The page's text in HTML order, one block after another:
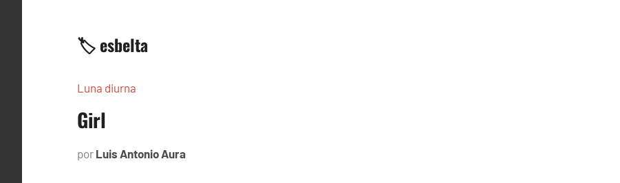
🏷️ esbelta
Luna diurna
Girl
por Luis Antonio Aura